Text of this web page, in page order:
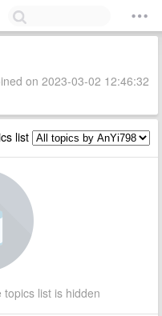
on 2023-03-02 12:46:32
list
list is hidden